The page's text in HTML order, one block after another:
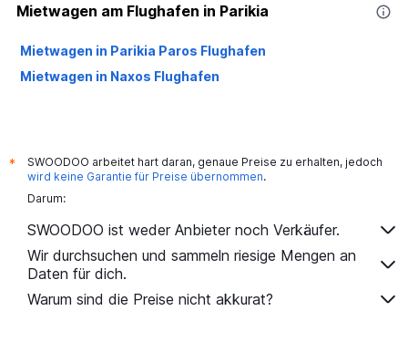
Mietwagen am Flughafen in Parikia
Mietwagen in Parikia Paros Flughafen
Mietwagen in Naxos Flughafen
*
SWOODOO arbeitet hart daran, genaue Preise zu erhalten, jedoch
wird keine Garantie für Preise übernommen.
Darum:
SWOODOO ist weder Anbieter noch Verkäufer.
Wir durchsuchen und sammeln riesige Mengen an
Daten für dich.
Warum sind die Preise nicht akkurat?